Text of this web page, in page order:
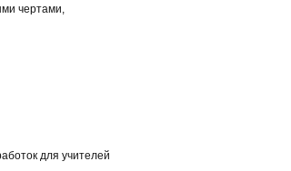
чертами,
для учителей